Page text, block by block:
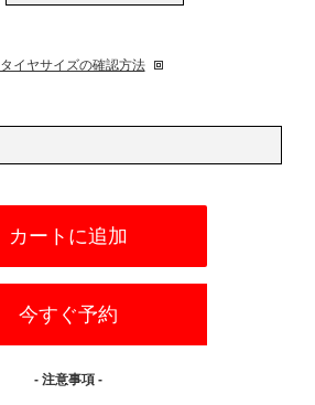
タイヤサイズの確認方法
カートに追加
今すぐ予約
- 注意事項 -